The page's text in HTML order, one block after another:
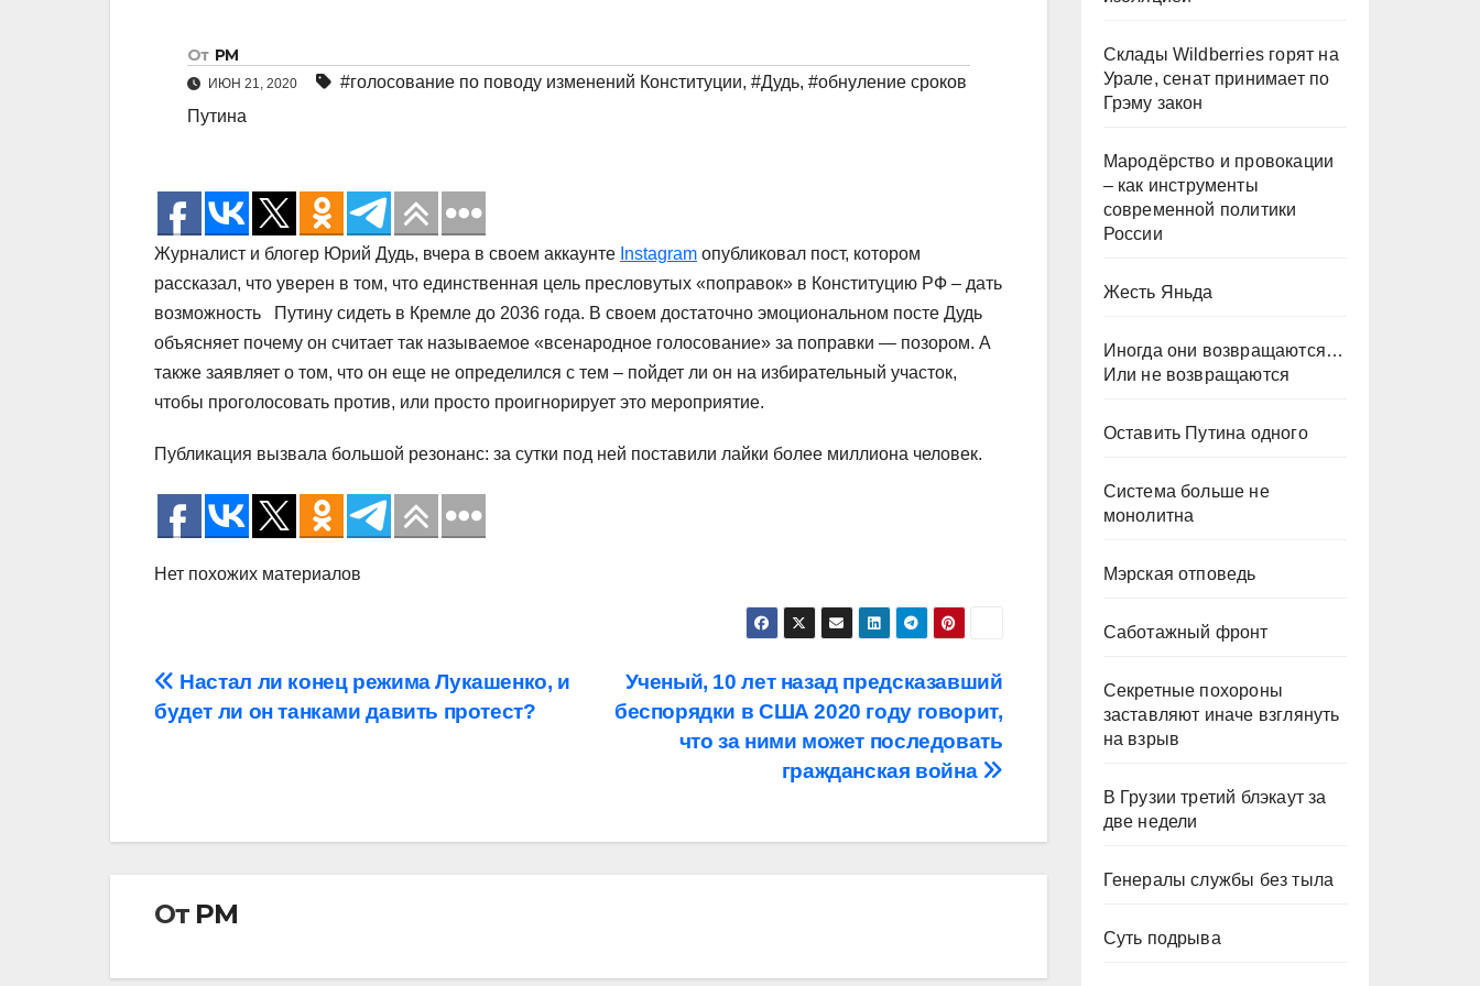
От РМ
ИЮН 21, 2020 #голосование по поводу изменений Конституции, #Дудь, #обнуление сроков
Путина
Журналист и блогер Юрий Дудь, вчера в своем аккаунте Instagram опубликовал пост, котором
рассказал, что уверен в том, что единственная цель пресловутых «поправок» в Конституцию РФ – дать
возможность Путину сидеть в Кремле до 2036 года. В своем достаточно эмоциональном посте Дудь
объясняет почему он считает так называемое «всенародное голосование» за поправки — позором. А
также заявляет о том, что он еще не определился с тем – пойдет ли он на избирательный участок,
чтобы проголосовать против, или просто проигнорирует это мероприятие.
Публикация вызвала большой резонанс: за сутки под ней поставили лайки более миллиона человек.
Нет похожих материалов
Навигация
по
Ученый, 10 лет назад предсказавший
беспорядки в США 2020 году говорит,
что за ними может последовать
гражданская война
Настал ли конец режима Лукашенко, и
будет ли он танками давить протест?
От РМ
Склады Wildberries горят на
Урале, сенат принимает по
Грэму закон
Мародёрство и провокации
– как инструменты
современной политики
России
Жесть Яньда
Иногда они возвращаются…
Или не возвращаются
Оставить Путина одного
Система больше не
монолитна
Мэрская отповедь
Саботажный фронт
Секретные похороны
заставляют иначе взглянуть
на взрыв
В Грузии третий блэкаут за
две недели
Генералы службы без тыла
Суть подрыва